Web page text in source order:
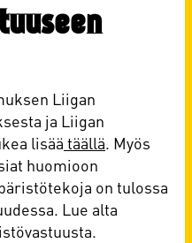
Liigan
ja Liigan
lisää täällä. Myös
huomioon
on tulossa
Lue alta